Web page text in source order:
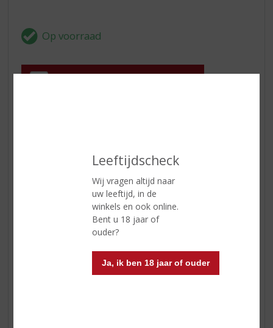
Leeftijdscheck
Wij vragen altijd naar
uw leeftijd, in de
winkels en ook online.
Bent u 18 jaar of
ouder?
Ja, ik ben 18 jaar of ouder
Land van Herkomst
Frankrijk
Pinot Gris
75 CL
Alcoholpercentage
13.5% vol
lichtgeel van kleur